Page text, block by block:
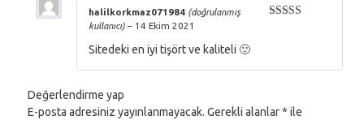
halilkorkmaz071984 (doğrulanmış
kullanıcı) – 14 Ekim 2021
Sitedeki en iyi tişört ve kaliteli 🙂
Değerlendirme yap
E-posta adresiniz yayınlanmayacak. Gerekli alanlar* ile